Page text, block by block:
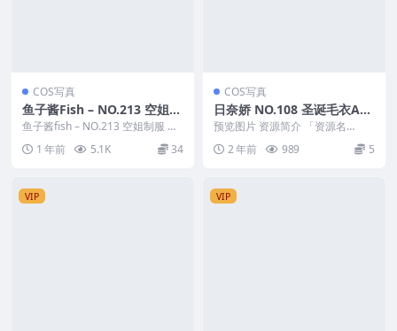
COS写真
鱼子酱Fish – NO.213 空姐制
服
鱼子酱fish – NO.213 空姐制服 资
源简介 「资源名称」：鱼子酱fis...
1 年前 5.1K 34
COS写真
日奈娇 NO.108 圣诞毛衣A+B
[98P-2.15G]
预览图片 资源简介 「资源名
称」：日奈娇 NO.108 圣诞毛衣A
+B[98P-...
2 年前 989 5
VIP VIP